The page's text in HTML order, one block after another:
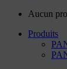
Aucun
Produits